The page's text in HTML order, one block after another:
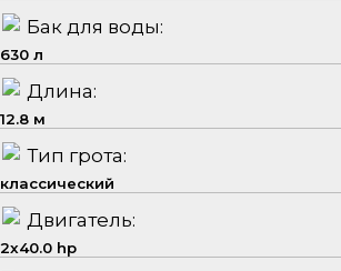
Бак для воды:
630 л
Длина:
12.8 м
Тип грота:
классический
Двигатель:
2x40.0 hp